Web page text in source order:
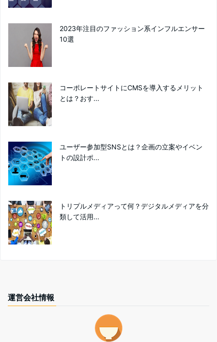
2023年注目のファッション系インフルエンサー
10選
コーポレートサイトにCMSを導入するメリット
とは？おす...
ユーザー参加型SNSとは？企画の立案やイベン
トの設計ポ...
トリプルメディアって何？デジタルメディアを分
類して活用...
運営会社情報